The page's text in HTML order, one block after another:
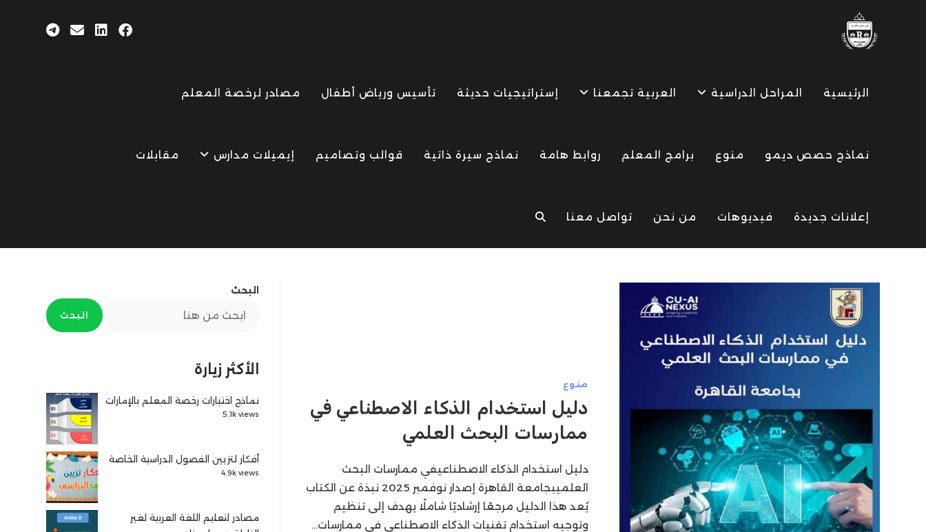
الرئيسية المراحل الدراسية العربية تجمعنا إستراتيجيات حديثة تأسيس ورياض أطفال مصادر لرخصة المعلم
نماذج حصص ديمو منوع برامج المعلم روابط هامة نماذج سيرة ذاتية قوالب وتصاميم إيميلات مدارس مقابلات
إعلانات جديدة فيديوهات من نحن تواصل معنا TOGGLE
منوع
دليل استخدام الذكاء الاصطناعي في
ممارسات البحث العلمي
دليل استخدام الذكاء الاصطناعيفي ممارسات البحث
العلميبجامعة القاهرة إصدار نوفمبر 2025 نبذة عن الكتاب
يُعد هذا الدليل مرجعًا إرشاديًا شاملًا يهدف إلى تنظيم
وتوجيه استخدام تقنيات الذكاء الاصطناعي في ممارسات…
البحث
البحث
الأكثر زيارة
نماذج اختبارات رخصة المعلم بالإمارات
5.1k views
أفكار لتزيين الفصول الدراسية الخاصة
4.9k views
مصادر لتعليم اللغة العربية لغير